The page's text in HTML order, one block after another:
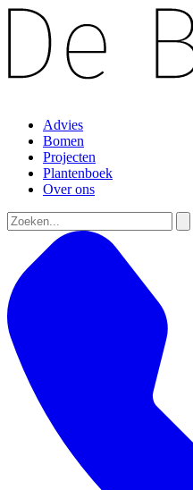
Advies
Bomen
Projecten
Plantenboek
Over ons